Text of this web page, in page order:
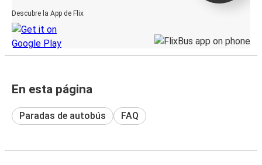
Descubre la App de Flix
En esta página
Paradas de autobús FAQ